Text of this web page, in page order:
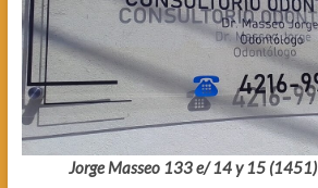
Jorge Masseo 133 e/ 14 y 15 (1451)